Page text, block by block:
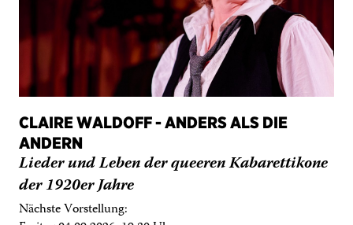
CLAIRE WALDOFF - ANDERS ALS DIE
ANDERN
Lieder und Leben der queeren Kabarettikone
der 1920er Jahre
Nächste Vorstellung:
Freitag 04.09.2026, 19.30 Uhr
→ Infos und Termine